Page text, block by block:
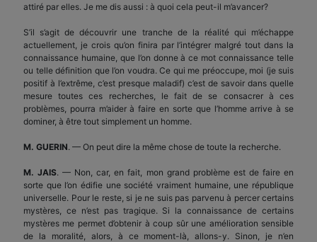
attiré par elles. Je me dis aussi : à quoi cela peut-il m’avancer?
S’il s’agit de découvrir une tranche de la réalité qui m’échappe
actuellement, je crois qu’on finira par l’intégrer malgré tout dans la
connaissance humaine, que l’on donne à ce mot connaissance telle
ou telle définition que l’on voudra. Ce qui me préoccupe, moi (je suis
positif à l’extrême, c’est presque maladif) c’est de savoir dans quelle
mesure toutes ces recherches, le fait de se consacrer à ces
problèmes, pourra m’aider à faire en sorte que l’homme arrive à se
dominer, à être tout simplement un homme.
M. GUERIN. — On peut dire la même chose de toute la recherche.
M. JAIS. — Non, car, en fait, mon grand problème est de faire en
sorte que l’on édifie une société vraiment humaine, une république
universelle. Pour le reste, si je ne suis pas parvenu à percer certains
mystères, ce n’est pas tragique. Si la connaissance de certains
mystères me permet d’obtenir à coup sûr une amélioration sensible
de la moralité, alors, à ce moment-là, allons-y. Sinon, je n’en